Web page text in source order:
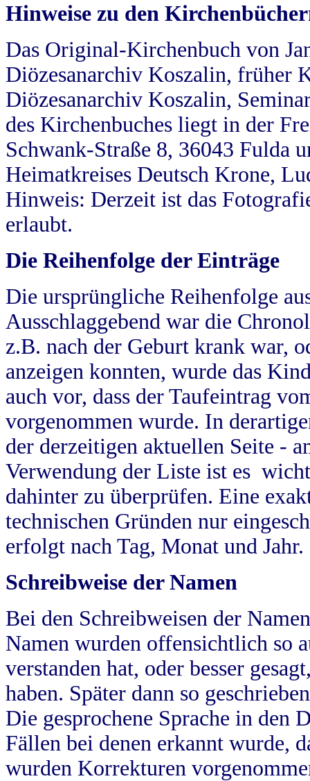
Hinweise zu den
Das Original-Kirchenbuch von
Diözesanarchiv Koszalin, früher
Diözesanarchiv Koszalin,
des Kirchenbuches liegt in der
Schwank-Straße 8, 36043 Fulda
Heimatkreises Deutsch Krone,
Hinweis: Derzeit ist das
erlaubt.
Die Reihenfolge der Einträge
Die ursprüngliche Reihenfolge
Ausschlaggebend war die
z.B. nach der Geburt krank war,
anzeigen konnten, wurde das
auch vor, dass der Taufeintrag
vorgenommen wurde. In
der derzeitigen aktuellen Seite -
Verwendung der Liste ist es
dahinter zu überprüfen. Eine
technischen Gründen nur
erfolgt nach Tag, Monat und Jahr.
Schreibweise der Namen
Bei den Schreibweisen der
Namen wurden offensichtlich so
verstanden hat, oder besser
haben. Später dann so
Die gesprochene Sprache in
Fällen bei denen erkannt wurde,
wurden Korrekturen